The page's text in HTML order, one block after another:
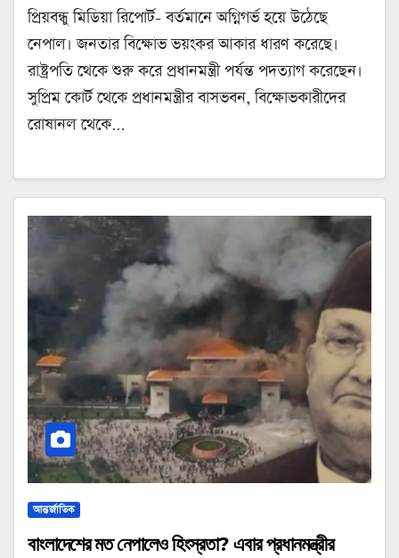
প্রিয়বন্ধু মিডিয়া রিপোর্ট- বর্তমানে অগ্নিগর্ভ হয়ে উঠেছে
নেপাল। জনতার বিক্ষোভ ভয়ংকর আকার ধারণ করেছে।
রাষ্ট্রপতি থেকে শুরু করে প্রধানমন্ত্রী পর্যন্ত পদত্যাগ করেছেন।
সুপ্রিম কোর্ট থেকে প্রধানমন্ত্রীর বাসভবন, বিক্ষোভকারীদের
রোষানল থেকে…
আন্তর্জাতিক
বাংলাদেশের মত নেপালেও হিংস্রতা? এবার প্রধানমন্ত্রীর